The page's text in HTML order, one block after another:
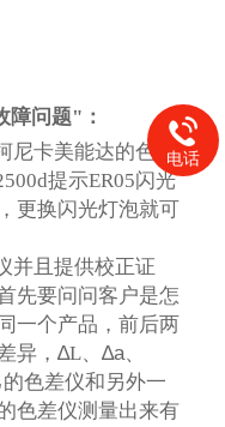
障问题"：
尼卡美能达的色差
提示ER05闪光
更换闪光灯泡就可
并且提供校正证
先要问问客户是怎
一个产品，前后两
异，∆L、∆a、
色差仪和另外一
色差仪测量出来有
电话